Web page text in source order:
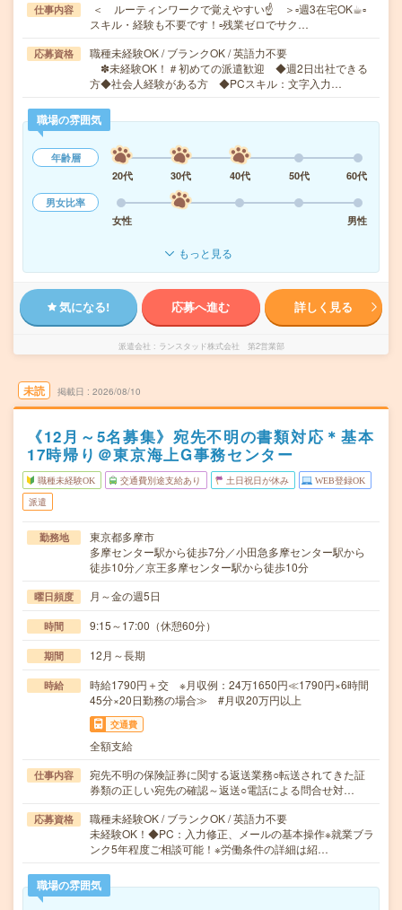
仕事内容
＜ ルーティンワークで覚えやすい☝ ＞▫週3在宅OK☕︎▫
スキル・経験も不要です！▫残業ゼロでサク…
応募資格
職種未経験OK / ブランクOK / 英語力不要
✽未経験OK！＃初めての派遣歓迎 ◆週2日出社できる
方◆社会人経験がある方 ◆PCスキル：文字入力…
職場の雰囲気
年齢層
20代
30代 40代 50代
60代
男女比率
女性
男性
もっと見る
気になる! 応募へ進む 詳しく見る
派遣会社 ランスタッド株式会社 第2営業部
未読 掲載日 2026/08/10
《12月～5名募集》宛先不明の書類対応＊基本
17時帰り＠東京海上G事務センター
職種未経験OK 交通費別途支給あり 土日祝日が休み WEB登録OK
派遣
勤務地
東京都多摩市
多摩センター駅から徒歩7分／小田急多摩センター駅から
徒歩10分／京王多摩センター駅から徒歩10分
曜日頻度 月～金の週5日
時間 9:15～17:00（休憩60分）
期間 12月～長期
時給
時給1790円＋交 ※月収例：24万1650円≪1790円×6時間
45分×20日勤務の場合≫ #月収20万円以上
交通費
全額支給
仕事内容
宛先不明の保険証券に関する返送業務○転送されてきた証
券類の正しい宛先の確認～返送○電話による問合せ対…
応募資格
職種未経験OK / ブランクOK / 英語力不要
未経験OK！◆PC：入力修正、メールの基本操作※就業ブラ
ンク5年程度ご相談可能！※労働条件の詳細は紹…
職場の雰囲気